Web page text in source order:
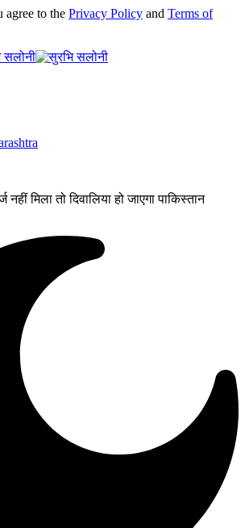
agree to the Privacy Policy and Terms of
नहीं मिला तो दिवालिया हो जाएगा पाकिस्तान